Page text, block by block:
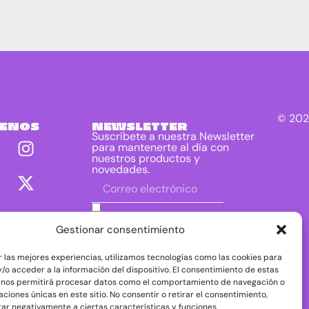
Gestionar consentimiento
las mejores experiencias, utilizamos tecnologías como las cookies para
o acceder a la información del dispositivo. El consentimiento de estas
permitirá procesar datos como el comportamiento de navegación o
únicas en este sitio. No consentir o retirar el consentimiento,
NEWSLETTER
Suscríbete a nuestra Newsletter
para mantenerte al día con
nuestros productos y
novedades.
contenidas en la política de privacidad
sobre el tratamiento de mis datos para
DIRAC DIST, S.L. como responsable del
tratamiento tratará tus datos con la finalidad de
dar respuesta a tu consulta o petición. Puedes
acceder, rectificar y suprimir tus datos, así como
ejercer otros derechos consultando la
©